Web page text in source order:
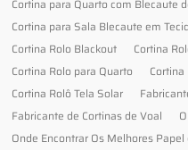
Cortina para Quarto com Blecaute
Cortina para Sala Blecaute em
Cortina Rolo Blackout
Cortina
Cortina Rolo para Quarto
Cortina Rolô Tela Solar
Fabricante de Cortinas de Voal
Onde Encontrar Os Melhores Papel